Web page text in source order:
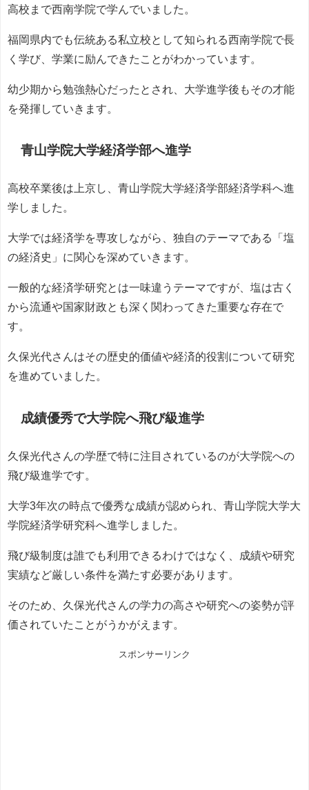
高校まで西南学院で学んでいました。
福岡県内でも伝統ある私立校として知られる西南学院で長
く学び、学業に励んできたことがわかっています。
幼少期から勉強熱心だったとされ、大学進学後もその才能
を発揮していきます。
青山学院大学経済学部へ進学
高校卒業後は上京し、青山学院大学経済学部経済学科へ進
学しました。
大学では経済学を専攻しながら、独自のテーマである「塩
の経済史」に関心を深めていきます。
一般的な経済学研究とは一味違うテーマですが、塩は古く
から流通や国家財政とも深く関わってきた重要な存在で
す。
久保光代さんはその歴史的価値や経済的役割について研究
を進めていました。
成績優秀で大学院へ飛び級進学
久保光代さんの学歴で特に注目されているのが大学院への
飛び級進学です。
大学3年次の時点で優秀な成績が認められ、青山学院大学大
学院経済学研究科へ進学しました。
飛び級制度は誰でも利用できるわけではなく、成績や研究
実績など厳しい条件を満たす必要があります。
そのため、久保光代さんの学力の高さや研究への姿勢が評
価されていたことがうかがえます。
スポンサーリンク